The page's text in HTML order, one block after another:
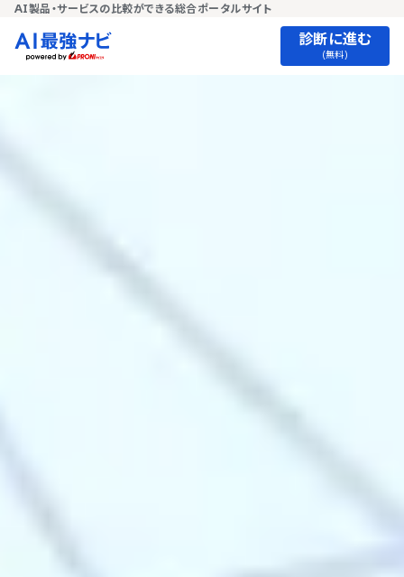
AI製品・サービスの比較ができる総合ポータルサイト
診断に進む
(無料)